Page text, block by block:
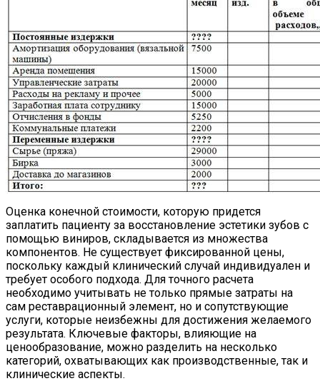
Оценка конечной стоимости, которую придется
заплатить пациенту за восстановление эстетики зубов с
помощью виниров, складывается из множества
компонентов. Не существует фиксированной цены,
поскольку каждый клинический случай индивидуален и
требует особого подхода. Для точного расчета
необходимо учитывать не только прямые затраты на
сам реставрационный элемент, но и сопутствующие
услуги, которые неизбежны для достижения желаемого
результата. Ключевые факторы, влияющие на
ценообразование, можно разделить на несколько
категорий, охватывающих как производственные, так и
клинические аспекты.